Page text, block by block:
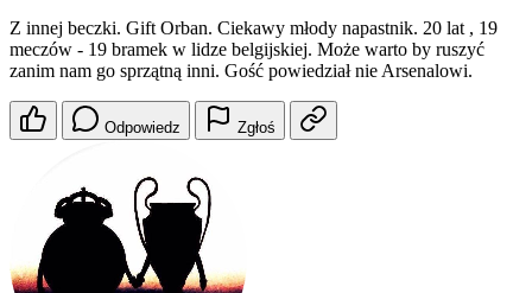
Z innej beczki. Gift Orban. Ciekawy młody napastnik. 20 lat , 19
meczów - 19 bramek w lidze belgijskiej. Może warto by ruszyć
zanim nam go sprzątną inni. Gość powiedział nie Arsenalowi.
Odpowiedz Zgłoś